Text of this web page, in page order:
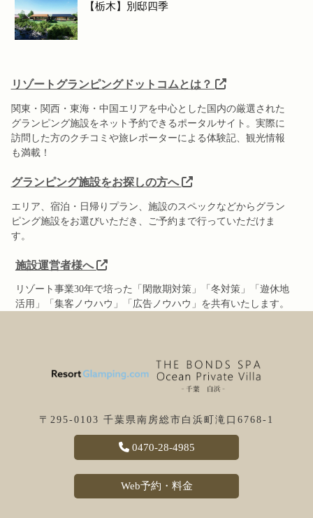
【栃木】別邸四季
リゾートグランピングドットコムとは？
関東・関西・東海・中国エリアを中心とした国内の厳選された
グランピング施設をネット予約できるポータルサイト。実際に
訪問した方のクチコミや旅レポーターによる体験記、観光情報
も満載！
グランピング施設をお探しの方へ
エリア、宿泊・日帰りプラン、施設のスペックなどからグラン
ピング施設をお選びいただき、ご予約まで行っていただけま
す。
施設運営者様へ
リゾート事業30年で培った「閑散期対策」「冬対策」「遊休地
活用」「集客ノウハウ」「広告ノウハウ」を共有いたします。
〒295-0103 千葉県南房総市白浜町滝口6768-1
0470-28-4985
Web予約・料金